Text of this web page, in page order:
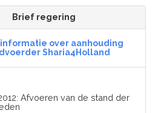
Brief regering
over aanhouding
Sharia4Holland
Afvoeren van de stand der